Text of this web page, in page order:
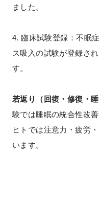
ました。
4. 臨床試験登録：不眠
ス吸入の試験が登録さ
す。
若返り（回復・修復・
験では睡眠の統合性改善
ヒトでは注意力・疲労
います。